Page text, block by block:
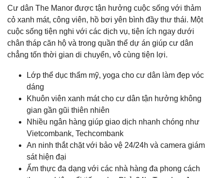
Cư dân The Manor được tận hưởng cuộc sống với thảm
cỏ xanh mát, công viên, hồ bơi yên bình đầy thư thái. Một
cuộc sống tiện nghi với các dịch vụ, tiện ích ngay dưới
chân tháp căn hộ và trong quần thể dự án giúp cư dân
chẳng tốn thời gian di chuyển, vô cùng tiện lợi.
Lớp thể dục thẩm mỹ, yoga cho cư dân làm đẹp vóc
dáng
Khuôn viên xanh mát cho cư dân tận hưởng không
gian gần gũi thiên nhiên
Nhiều ngân hàng giúp giao dịch nhanh chóng như
Vietcombank, Techcombank
An ninh thắt chặt với bảo vệ 24/24h và camera giám
sát hiện đại
Ẩm thực đa dạng với các nhà hàng đa phong cách